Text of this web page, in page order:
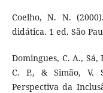
Coelho, N. N.
didática. 1 ed. São
Domingues, C. A.,
C. P., & Simão, V.
Perspectiva da